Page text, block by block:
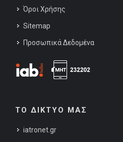
Όροι Χρήσης
Sitemap
Προσωπικά Δεδομένα
ΤΟ ΔΙΚΤΥΟ ΜΑΣ
iatronet.gr